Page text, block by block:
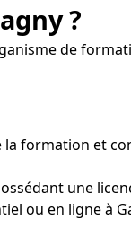
?
de
formation et
une
ou en ligne à